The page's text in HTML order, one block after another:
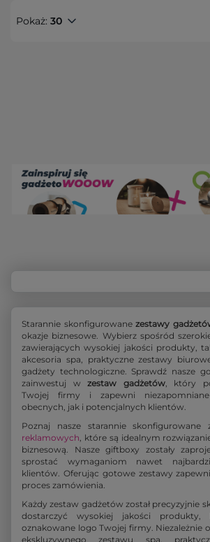
Pokaż: 30
Starannie skonfigurowanezestawy
okazje biznesowe. Wybierz spośród
zawierających wysokiej jakości produkty,
akcesoria spa, praktyczne zestawy
gadżety technologiczne. Sprawdź nasze
zainwestuj w zestaw gadżetów, który
Twojej firmy i zapewni
obecnych, jak i potencjalnych klientów.
Poznaj nasze starannie skonfigurowane
reklamowych, które są idealnym
biznesową. Nasze giftboxy zostały
sprostać wymaganiom nawet
klientów. Oferując gotowe zestawy
proces zamówienia.
Każdy zestaw gadżetów został precyzyjnie
dostarczyć wysokiej jakości
oznakowane logo Twojej firmy. Niezależnie
ekskluzywnego zestawu spa,